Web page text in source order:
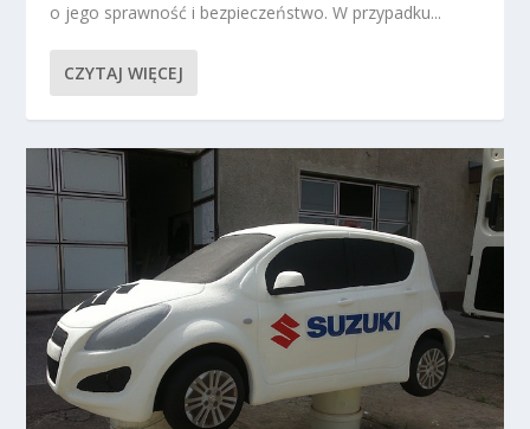
o jego sprawność i bezpieczeństwo. W przypadku...
CZYTAJ WIĘCEJ